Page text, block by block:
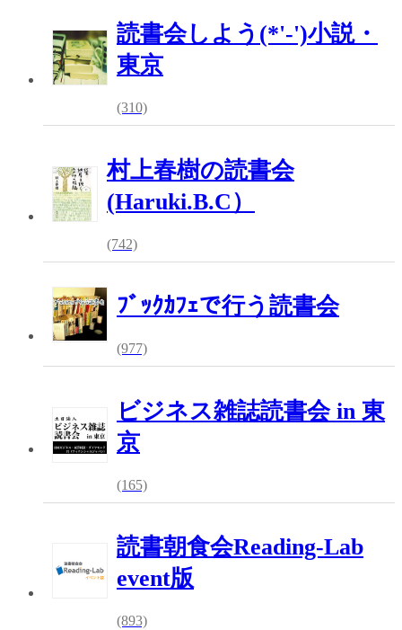
読書会しよう(*'-')小説・
東京
(310)
村上春樹の読書会
(Haruki.B.C）
(742)
ﾌﾞｯｸｶﾌｪで行う読書会
(977)
ビジネス雑誌読書会 in 東
京
(165)
読書朝食会Reading-Lab
event版
(893)